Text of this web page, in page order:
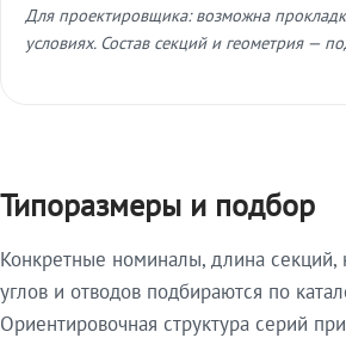
Для проектировщика: возможна
условиях. Состав секций и геометрия —
Типоразмеры и подбор
Конкретные номиналы, длина секций,
углов и отводов подбираются по
Ориентировочная структура серий